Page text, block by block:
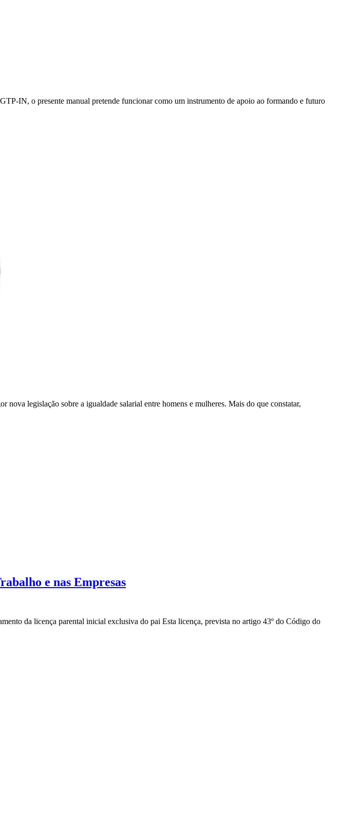
IN, o presente manual pretende funcionar como um instrumento de apoio ao formando e futuro
nova legislação sobre a igualdade salarial entre homens e mulheres. Mais do que constatar,
e nas Empresas
licença parental inicial exclusiva do pai Esta licença, prevista no artigo 43º do Código do